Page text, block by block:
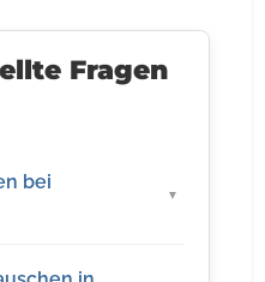
Fragen
bei